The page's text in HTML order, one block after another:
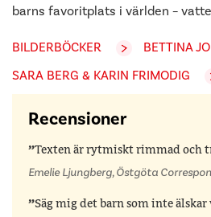
barns favoritplats i världen –
BILDERBÖCKER
BETTINA
SARA BERG & KARIN FRIMODIG
Recensioner
Texten är rytmiskt rimmad och
Emelie Ljungberg, Östgöta
Säg mig det barn som inte